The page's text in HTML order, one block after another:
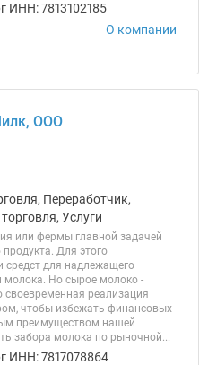
ИНН: 7813102185
О компании
ООО
Переработчик,
Услуги
или фермы главной задачей
продукта. Для этого
средст для надлежащего
молока. Но сырое молоко -
своевременная реализация
чтобы избежать финансовых
преимуществом нашей
забора молока по рыночной...
ИНН: 7817078864